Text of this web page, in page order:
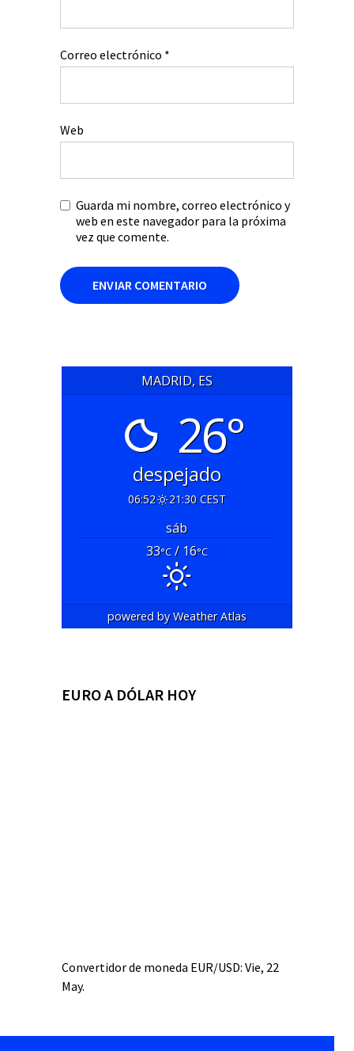
Correo electrónico *
Web
Guarda mi nombre, correo electrónico y
web en este navegador para la próxima
vez que comente.
MADRID, ES
26°
despejado
06:52 21:30 CEST
sáb
33°C/ 16°C
powered byWeather Atlas
EURO A DÓLAR HOY
Convertidor de moneda EUR/USD: Vie, 22
May.